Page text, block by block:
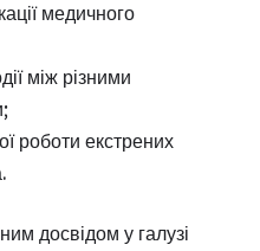
медичного
між різними
роботи екстрених
досвідом у галузі